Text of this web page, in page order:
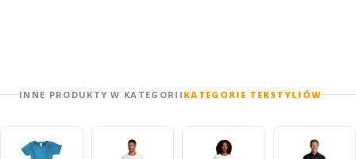
INNE PRODUKTY W KATEGORII KATEGORIE TEKSTYLIÓW